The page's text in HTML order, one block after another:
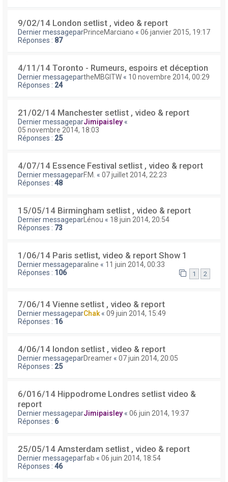
9/02/14 London setlist , video & report
Dernier messageparPrinceMarciano « 06 janvier 2015, 19:17
Réponses : 87
4/11/14 Toronto - Rumeurs, espoirs et déception
Dernier messagepartheMBGITW « 10 novembre 2014, 00:29
Réponses : 24
21/02/14 Manchester setlist , video & report
Dernier messageparJimipaisley «
05 novembre 2014, 18:03
Réponses : 25
4/07/14 Essence Festival setlist , video & report
Dernier messageparF.M. « 07 juillet 2014, 22:23
Réponses : 48
15/05/14 Birmingham setlist , video & report
Dernier messagepar Lénou « 18 juin 2014, 20:54
Réponses : 73
1/06/14 Paris setlist, video & report Show 1
Dernier messageparaline « 11 juin 2014, 00:33
Réponses : 106 1 2
7/06/14 Vienne setlist , video & report
Dernier messageparChak « 09 juin 2014, 15:49
Réponses : 16
4/06/14 london setlist , video & report
Dernier messageparDreamer « 07 juin 2014, 20:05
Réponses : 25
6/016/14 Hippodrome Londres setlist video &
report
Dernier messageparJimipaisley « 06 juin 2014, 19:37
Réponses : 6
25/05/14 Amsterdam setlist , video & report
Dernier messageparfab « 06 juin 2014, 18:54
Réponses : 46